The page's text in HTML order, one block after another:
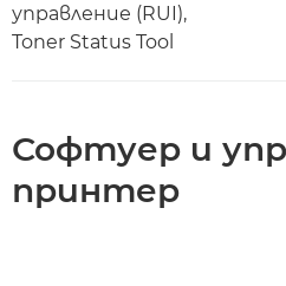
управление (RUI),
Toner Status Tool
Софтуер и
принтер